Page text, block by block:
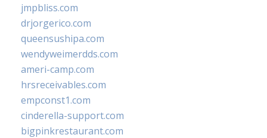
jmpbliss.com
drjorgerico.com
queensushipa.com
wendyweimerdds.com
ameri-camp.com
hrsreceivables.com
empconst1.com
cinderella-support.com
bigpinkrestaurant.com